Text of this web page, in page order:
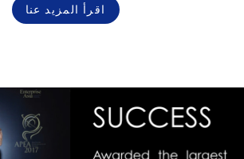
اقرأ المزيد عنا